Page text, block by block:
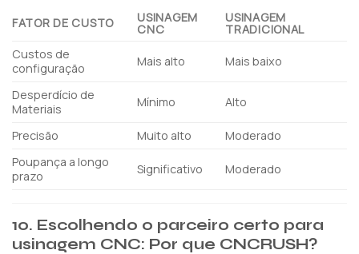
FATOR DE CUSTO USINAGEM
CNC
USINAGEM
TRADICIONAL
Custos de
configuração
Mais alto Mais baixo
Desperdício de
Materiais
Mínimo Alto
Precisão Muito alto
Moderado
Poupança a longo
prazo
Significativo Moderado
10. Escolhendo o parceiro certo para
usinagem CNC: Por que CNCRUSH?